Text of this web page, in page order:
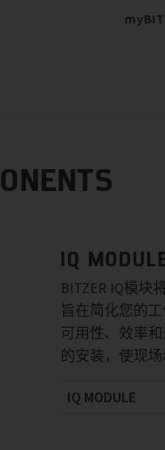
IQ
BITZER IQ模块
旨在简化您的
可用性、效率
的安装，使现
IQ MODULE